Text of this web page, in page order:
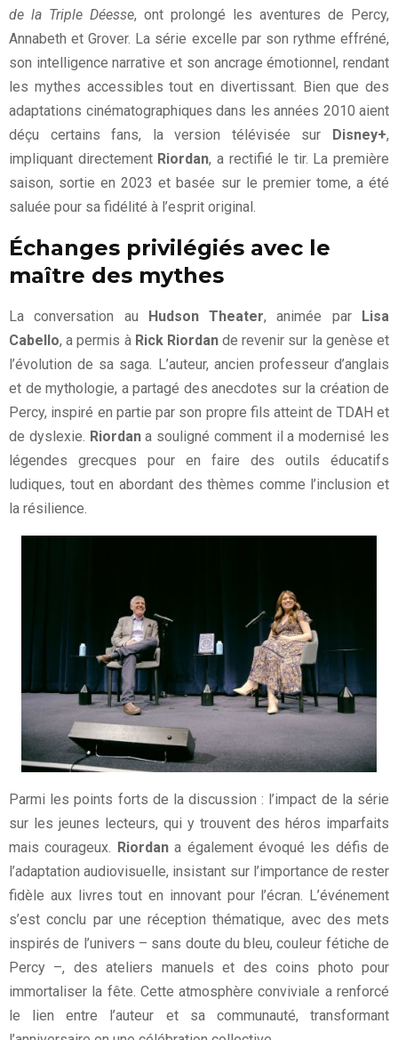
de la Triple Déesse, ont prolongé les aventures de Percy,
Annabeth et Grover. La série excelle par son rythme effréné,
son intelligence narrative et son ancrage émotionnel, rendant
les mythes accessibles tout en divertissant. Bien que des
adaptations cinématographiques dans les années 2010 aient
déçu certains fans, la version télévisée sur Disney+,
impliquant directement Riordan, a rectifié le tir. La première
saison, sortie en 2023 et basée sur le premier tome, a été
saluée pour sa fidélité à l’esprit original.
Échanges privilégiés avec le
maître des mythes
La conversation au Hudson Theater, animée par Lisa
Cabello, a permis à Rick Riordande revenir sur la genèse et
l’évolution de sa saga. L’auteur, ancien professeur d’anglais
et de mythologie, a partagé des anecdotes sur la création de
Percy, inspiré en partie par son propre fils atteint de TDAH et
de dyslexie. Riordana souligné comment il a modernisé les
légendes grecques pour en faire des outils éducatifs
ludiques, tout en abordant des thèmes comme l’inclusion et
la résilience.
Parmi les points forts de la discussion : l’impact de la série
sur les jeunes lecteurs, qui y trouvent des héros imparfaits
mais courageux. Riordana également évoqué les défis de
l’adaptation audiovisuelle, insistant sur l’importance de rester
fidèle aux livres tout en innovant pour l’écran. L’événement
s’est conclu par une réception thématique, avec des mets
inspirés de l’univers – sans doute du bleu, couleur fétiche de
Percy –, des ateliers manuels et des coins photo pour
immortaliser la fête. Cette atmosphère conviviale a renforcé
le lien entre l’auteur et sa communauté, transformant